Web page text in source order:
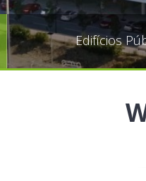
Edifícios